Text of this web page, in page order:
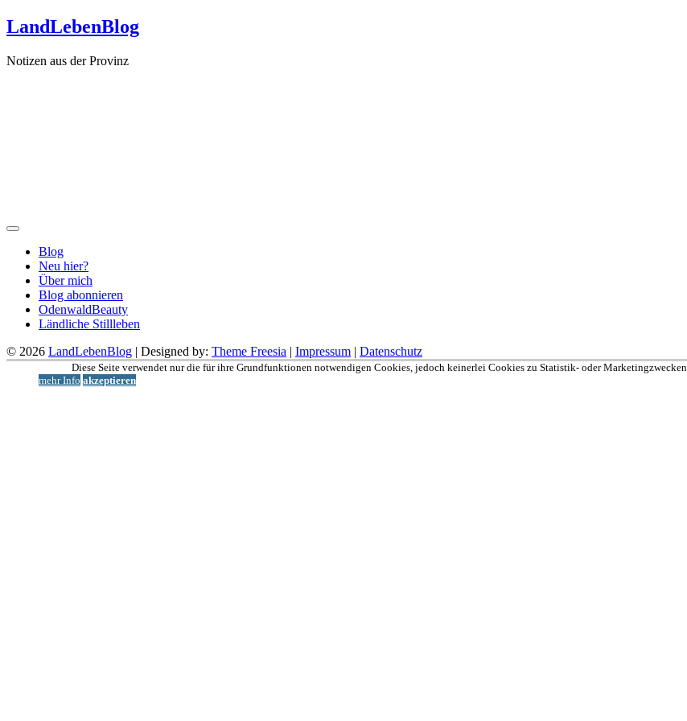
Zum
Inhalt
LandLebenBlog
Notizen aus der Provinz
Blog
Neu hier?
Über mich
Blog abonnieren
OdenwaldBeauty
Ländliche Stillleben
© 2026 LandLebenBlog | Designed by: Theme Freesia | Impressum | Datenschutz
Nach
Diese Seite verwendet nur die für ihre Grundfunktionen notwendigen Cookies, jedoch keinerlei Cookies zu Statistik- oder Marketingzwecken.
mehr Info akzeptieren